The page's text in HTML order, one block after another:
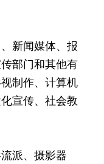
新闻媒体、报
部门和其他有
制作、计算机
宣传、社会教
派、摄影器